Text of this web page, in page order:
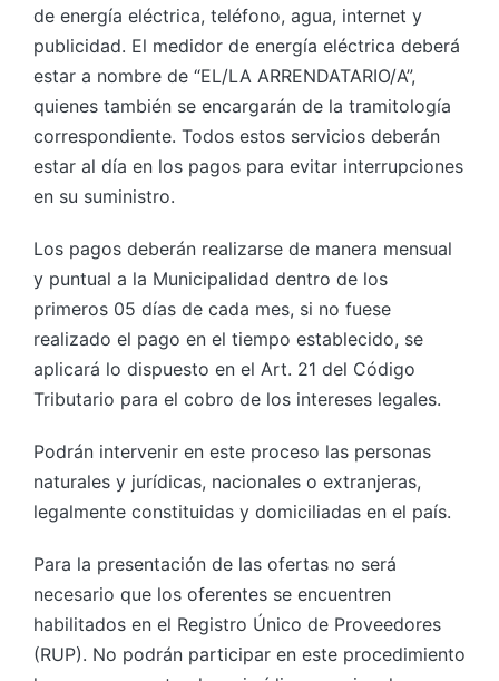
de energía eléctrica, teléfono, agua, internet y
publicidad. El medidor de energía eléctrica deberá
estar a nombre de “EL/LA ARRENDATARIO/A”,
quienes también se encargarán de la tramitología
correspondiente. Todos estos servicios deberán
estar al día en los pagos para evitar interrupciones
en su suministro.
Los pagos deberán realizarse de manera mensual
y puntual a la Municipalidad dentro de los
primeros 05 días de cada mes, si no fuese
realizado el pago en el tiempo establecido, se
aplicará lo dispuesto en el Art. 21 del Código
Tributario para el cobro de los intereses legales.
Podrán intervenir en este proceso las personas
naturales y jurídicas, nacionales o extranjeras,
legalmente constituidas y domiciliadas en el país.
Para la presentación de las ofertas no será
necesario que los oferentes se encuentren
habilitados en el Registro Único de Proveedores
(RUP). No podrán participar en este procedimiento